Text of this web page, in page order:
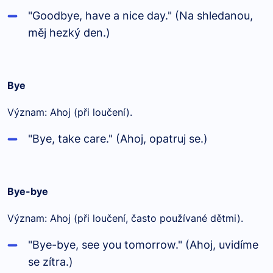
"Goodbye, have a nice day." (Na shledanou,
měj hezký den.)
Bye
Význam: Ahoj (při loučení).
"Bye, take care." (Ahoj, opatruj se.)
Bye-bye
Význam: Ahoj (při loučení, často používané dětmi).
"Bye-bye, see you tomorrow." (Ahoj, uvidíme
se zítra.)